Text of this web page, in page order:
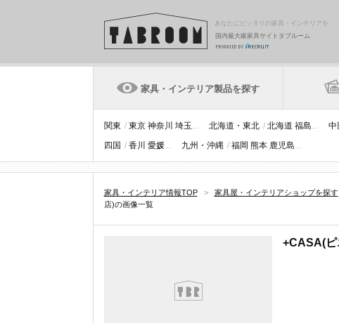
あなたにピッタリの家具・インテリアを
国内最大級家具サイトタブルーム
家具・インテリア製品を探す
関東 / 東京 神奈川 埼玉... 北海道・東北 / 北海道 福島... 中
四国 / 香川 愛媛... 九州・沖縄 / 福岡 熊本 鹿児島...
家具・インテリア情報TOP > 家具屋・インテリアショップを探す
店)の画像一覧
+CASA(ピ